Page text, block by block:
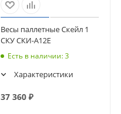
Весы паллетные Скейл 1
СКУ СКИ-А12Е
Есть в наличии: 3
Характеристики
37 360₽